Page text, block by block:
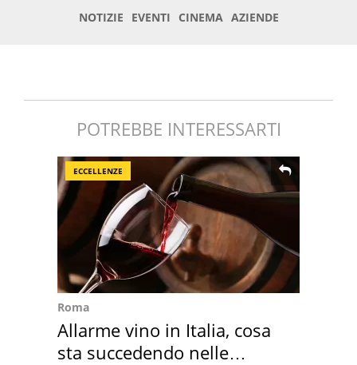
POTREBBE INTERESSARTI
ECCELLENZE
Roma
Allarme vino in Italia, cosa
sta succedendo nelle